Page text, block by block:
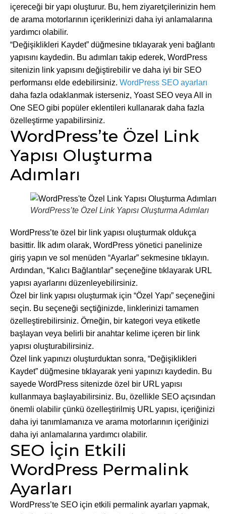
içereceği bir yapı oluşturur. Bu, hem ziyaretçilerinizin hem
de arama motorlarının içeriklerinizi daha iyi anlamalarına
yardımcı olabilir.
“Değişiklikleri Kaydet” düğmesine tıklayarak yeni bağlantı
yapısını kaydedin. Bu adımları takip ederek, WordPress
sitenizin link yapısını değiştirebilir ve daha iyi bir SEO
performansı elde edebilirsiniz. WordPress SEO ayarları
daha fazla odaklanmak isterseniz, Yoast SEO veya All in
One SEO gibi popüler eklentileri kullanarak daha fazla
özelleştirme yapabilirsiniz.
WordPress’te Özel Link
Yapısı Oluşturma
Adımları
WordPress’te Özel Link Yapısı Oluşturma Adımları
WordPress’te özel bir link yapısı oluşturmak oldukça
basittir. İlk adım olarak, WordPress yönetici panelinize
giriş yapın ve sol menüden “Ayarlar” sekmesine tıklayın.
Ardından, “Kalıcı Bağlantılar” seçeneğine tıklayarak URL
yapısı ayarlarını düzenleyebilirsiniz.
Özel bir link yapısı oluşturmak için “Özel Yapı” seçeneğini
seçin. Bu seçeneği seçtiğinizde, linklerinizi tamamen
özelleştirebilirsiniz. Örneğin, bir kategori veya etiketle
başlayan veya belirli bir anahtar kelime içeren bir link
yapısı oluşturabilirsiniz.
Özel link yapınızı oluşturduktan sonra, “Değişiklikleri
Kaydet” düğmesine tıklayarak yeni yapınızı kaydedin. Bu
sayede WordPress sitenizde özel bir URL yapısı
kullanmaya başlayabilirsiniz. Bu, özellikle SEO açısından
önemli olabilir çünkü özelleştirilmiş URL yapısı, içeriğinizi
daha iyi tanımlamanıza ve arama motorlarının içeriğinizi
daha iyi anlamalarına yardımcı olabilir.
SEO İçin Etkili
WordPress Permalink
Ayarları
WordPress’te SEO için etkili permalink ayarları yapmak,